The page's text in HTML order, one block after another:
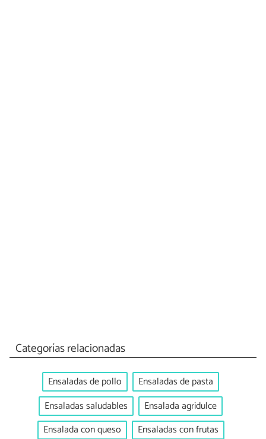
Categorías relacionadas
Ensaladas de pollo
Ensaladas de pasta
Ensaladas saludables
Ensalada agridulce
Ensalada con queso
Ensaladas con frutas